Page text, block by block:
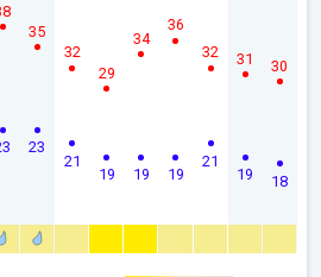
23
35
21
32
19
29
19
34
19
36
21
32
19
31
18
30